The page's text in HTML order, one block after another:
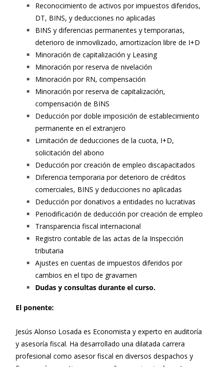
Reconocimiento de activos por impuestos diferidos,
DT, BINS, y deducciones no aplicadas
BINS y diferencias permanentes y temporarias,
deterioro de inmovilizado, amortizacíon libre de I+D
Minoración de capitalización y Leasing
Minoración por reserva de nivelación
Minoración por RN, compensación
Minoración por reserva de capitalización,
compensación de BINS
Deducción por doble imposición de establecimiento
permanente en el extranjero
Limitación de deducciones de la cuota, I+D,
solicitación del abono
Deducción por creación de empleo discapacitados
Diferencia temporaria por deterioro de créditos
comerciales, BINS y deducciones no aplicadas
Deducción por donativos a entidades no lucrativas
Periodificación de deducción por creación de empleo
Transparencia fiscal internacional
Registro contable de las actas de la Inspección
tributaria
Ajustes en cuentas de impuestos diferidos por
cambios en el tipo de gravamen
Dudas y consultas durante el curso.
El ponente:
Jesús Alonso Losada es Economista y experto en auditoría
y asesoría fiscal. Ha desarrollado una dilatada carrera
profesional como asesor fiscal en diversos despachos y